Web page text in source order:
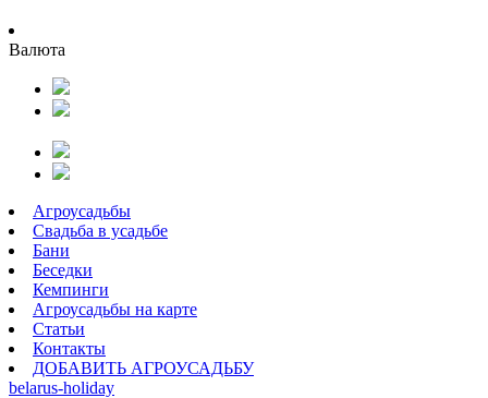
Валюта
Агроусадьбы
Свадьба в усадьбе
Бани
Беседки
Кемпинги
Агроусадьбы на карте
Статьи
Контакты
ДОБАВИТЬ АГРОУСАДЬБУ
belarus-holiday